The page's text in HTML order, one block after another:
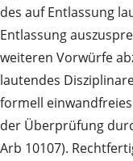
des auf Entlassung
Entlassung
weiteren Vorwürfe
lautendes
formell
der Überprüfung
Arb 10107).